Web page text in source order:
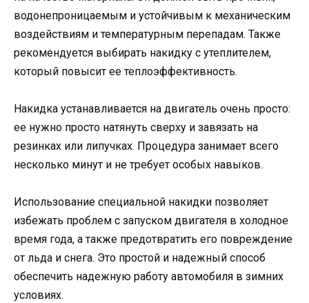
водонепроницаемым и устойчивым к механическим
воздействиям и температурным перепадам. Также
рекомендуется выбирать накидку с утеплителем,
который повысит ее теплоэффективность.
Накидка устанавливается на двигатель очень просто:
ее нужно просто натянуть сверху и завязать на
резинках или липучках. Процедура занимает всего
несколько минут и не требует особых навыков.
Использование специальной накидки позволяет
избежать проблем с запуском двигателя в холодное
время года, а также предотвратить его повреждение
от льда и снега. Это простой и надежный способ
обеспечить надежную работу автомобиля в зимних
условиях.